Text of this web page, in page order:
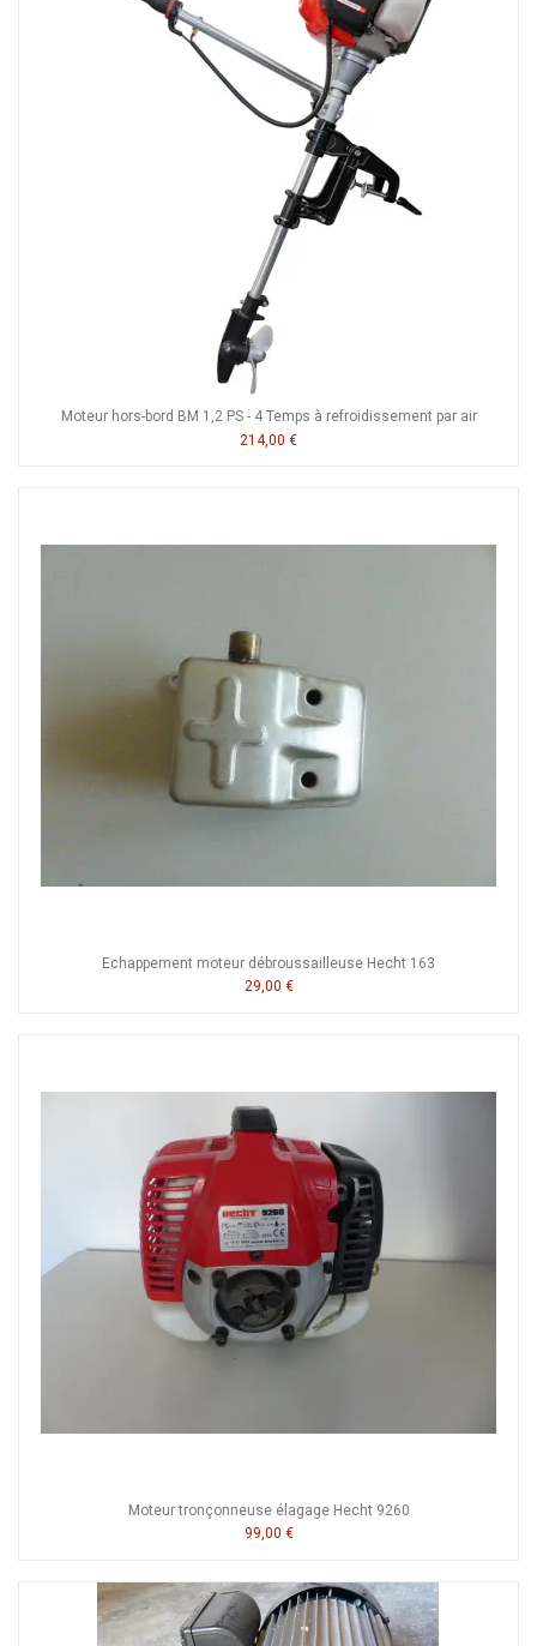
Moteur hors-bord BM 1,2 PS - 4 Temps à refroidissement par air
214,00 €
Echappement moteur débroussailleuse Hecht 163
29,00 €
Moteur tronçonneuse élagage Hecht 9260
99,00 €